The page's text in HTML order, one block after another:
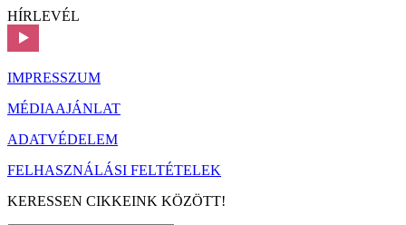
HÍRLEVÉL
IMPRESSZUM
MÉDIAAJÁNLAT
ADATVÉDELEM
FELHASZNÁLÁSI FELTÉTELEK
KERESSEN CIKKEINK KÖZÖTT!